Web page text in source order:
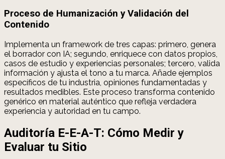
Proceso de Humanización y Validación del
Contenido
Implementa un framework de tres capas: primero, genera
el borrador con IA; segundo, enriquece con datos propios,
casos de estudio y experiencias personales; tercero, valida
información y ajusta el tono a tu marca. Añade ejemplos
específicos de tu industria, opiniones fundamentadas y
resultados medibles. Este proceso transforma contenido
genérico en material auténtico que refleja verdadera
experiencia y autoridad en tu campo.
Auditoría E-E-A-T: Cómo Medir y
Evaluar tu Sitio